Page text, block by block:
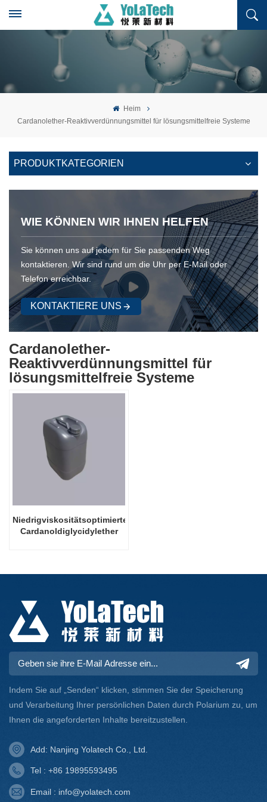
Heim
Cardanolether-Reaktivverdünnungsmittel für lösungsmittelfreie Systeme
PRODUKTKATEGORIEN
WIE KÖNNEN WIR IHNEN HELFEN
Sie können uns auf jedem für Sie passenden Weg
kontaktieren. Wir sind rund um die Uhr per E-Mail oder
Telefon erreichbar.
KONTAKTIERE UNS
Cardanolether-
Reaktivverdünnungsmittel für
lösungsmittelfreie Systeme
Niedrigviskositätsoptimiertes
Cardanoldiglycidylether
Indem Sie auf „Senden“ klicken, stimmen Sie der Speicherung
und Verarbeitung Ihrer persönlichen Daten durch Polarium zu, um
Ihnen die angeforderten Inhalte bereitzustellen.
Add: Nanjing Yolatech Co., Ltd.
Tel : +86 19895593495
Email : info@yolatech.com